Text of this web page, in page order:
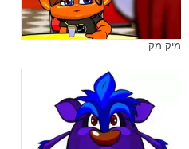
מיק מק